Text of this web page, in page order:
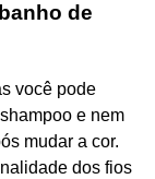
de
você pode
e nem
mudar a cor.
dos fios